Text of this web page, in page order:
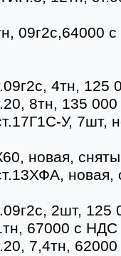
09г2с,64000
4тн, 125
8тн, 135
У, 7шт,
новая,
новая,
2шт,
67000 с НДС
7,4тн,